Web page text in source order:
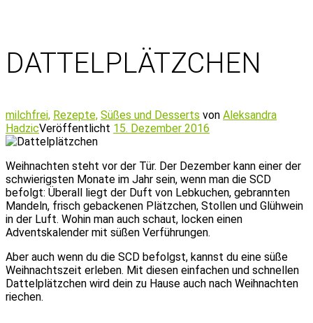
DATTELPLÄTZCHEN
milchfrei, Rezepte, Süßes und Desserts von Aleksandra
HadzicVeröffentlicht 15. Dezember 2016
Weihnachten steht vor der Tür. Der Dezember kann einer der
schwierigsten Monate im Jahr sein, wenn man die SCD
befolgt: Überall liegt der Duft von Lebkuchen, gebrannten
Mandeln, frisch gebackenen Plätzchen, Stollen und Glühwein
in der Luft. Wohin man auch schaut, locken einen
Adventskalender mit süßen Verführungen.
Aber auch wenn du die SCD befolgst, kannst du eine süße
Weihnachtszeit erleben. Mit diesen einfachen und schnellen
Dattelplätzchen wird dein zu Hause auch nach Weihnachten
riechen.